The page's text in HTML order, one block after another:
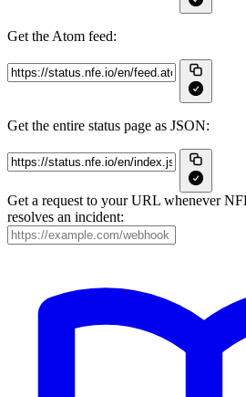
Get the Atom feed:
Get the entire status page as JSON:
Get a request to your URL whenever
resolves an incident: